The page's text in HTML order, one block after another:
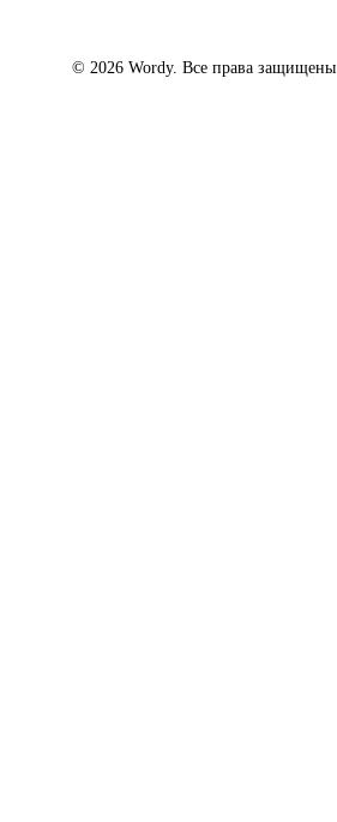
© 2026 Wordy. Все права защищены.